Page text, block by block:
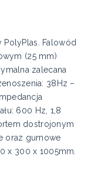
PolyPlas. Falowód
(25 mm)
zalecana
38Hz –
600 Hz, 1,8
dostrojonym
oraz gumowe
x 300 x 1005mm.